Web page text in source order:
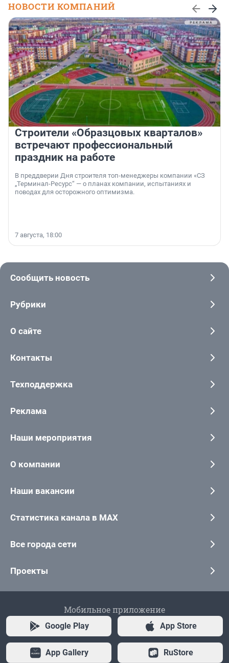
НОВОСТИ КОМПАНИЙ
Строители «Образцовых кварталов»
встречают профессиональный
праздник на работе
В преддверии Дня строителя топ-менеджеры компании «СЗ
„Терминал-Ресурс“ — о планах компании, испытаниях и
поводах для осторожного оптимизма.
7 августа, 18:00
Сообщить новость
Рубрики
О сайте
Контакты
Техподдержка
Реклама
Наши мероприятия
О компании
Наши вакансии
Статистика канала в MAX
Все города сети
Проекты
Мобильное приложение
Google Play App Store
App Gallery RuStore